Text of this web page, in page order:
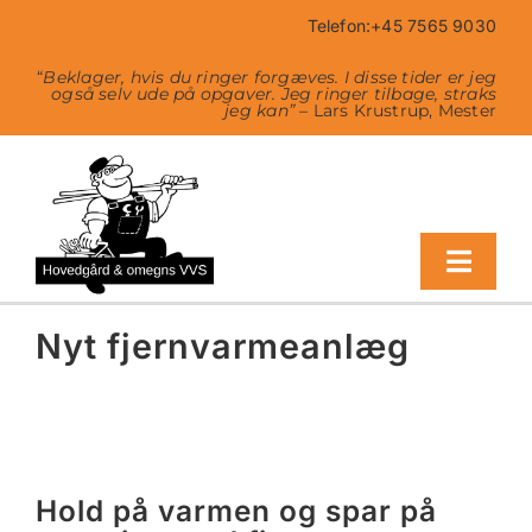
content
Telefon:+45 7565 9030
“Beklager, hvis du ringer forgæves. I disse tider er jeg
også selv ude på opgaver. Jeg ringer tilbage, straks
jeg kan”– Lars Krustrup, Mester
Vores ydelser
Tilskud erhverv
Nyt fjernvarmeanlæg
Hold på varmen og spar på